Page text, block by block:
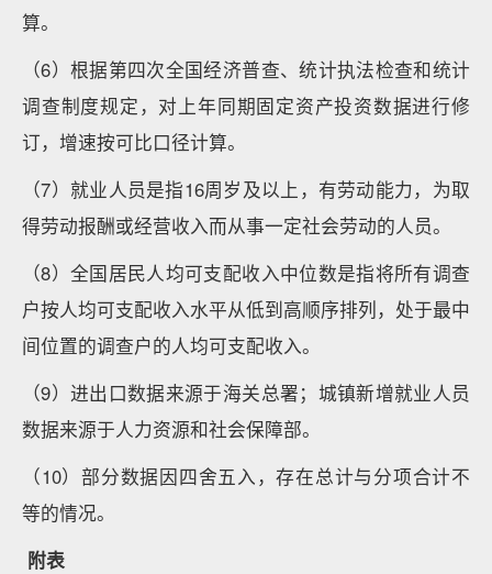
算。
（6）根据第四次全国经济普查、统计执法检查和统计
调查制度规定，对上年同期固定资产投资数据进行修
订，增速按可比口径计算。
（7）就业人员是指16周岁及以上，有劳动能力，为取
得劳动报酬或经营收入而从事一定社会劳动的人员。
（8）全国居民人均可支配收入中位数是指将所有调查
户按人均可支配收入水平从低到高顺序排列，处于最中
间位置的调查户的人均可支配收入。
（9）进出口数据来源于海关总署；城镇新增就业人员
数据来源于人力资源和社会保障部。
（10）部分数据因四舍五入，存在总计与分项合计不
等的情况。
附表